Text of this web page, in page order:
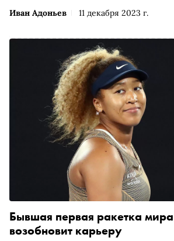
Иван Адоньев 11 декабря 2023 г.
Бывшая первая ракетка
возобновит карьеру